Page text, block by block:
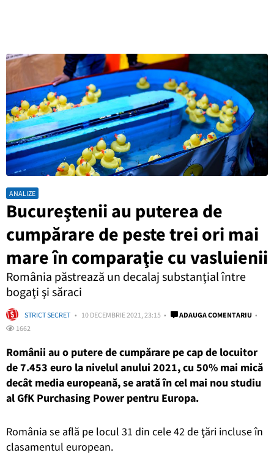
ANALIZE
Bucureştenii au puterea de
cumpărare de peste trei ori mai
mare în comparaţie cu vasluienii
România păstrează un decalaj substanţial între
bogaţi şi săraci
STRICT SECRET 10 DECEMBRIE 2021, 23:15
ADAUGA COMENTARIU
1662
Românii au o putere de cumpărare pe cap de locuitor
de 7.453 euro la nivelul anului 2021, cu 50% mai mică
decât media europeană, se arată în cel mai nou studiu
al GfK Purchasing Power pentru Europa.
România se află pe locul 31 din cele 42 de ţări incluse în
clasamentul european.